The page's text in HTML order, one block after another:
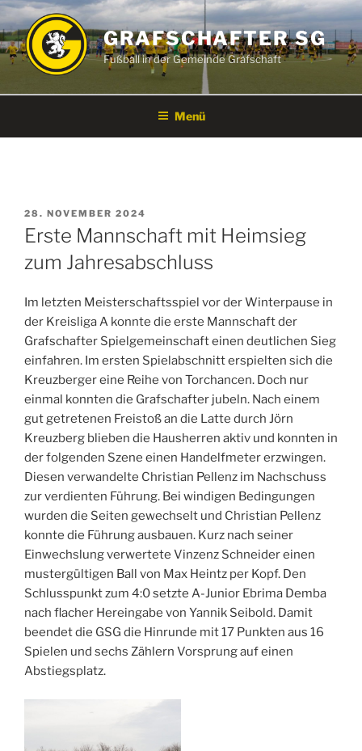
Zum
Inhalt
springen
GRAFSCHAFTER SG
Fußball in der Gemeinde Grafschaft
Menü
VERÖFFENTLICHT
AM
28. NOVEMBER 2024
Erste Mannschaft mit Heimsieg
zum Jahresabschluss
Im letzten Meisterschaftsspiel vor der Winterpause in
der Kreisliga A konnte die erste Mannschaft der
Grafschafter Spielgemeinschaft einen deutlichen Sieg
einfahren. Im ersten Spielabschnitt erspielten sich die
Kreuzberger eine Reihe von Torchancen. Doch nur
einmal konnten die Grafschafter jubeln. Nach einem
gut getretenen Freistoß an die Latte durch Jörn
Kreuzberg blieben die Hausherren aktiv und konnten in
der folgenden Szene einen Handelfmeter erzwingen.
Diesen verwandelte Christian Pellenz im Nachschuss
zur verdienten Führung. Bei windigen Bedingungen
wurden die Seiten gewechselt und Christian Pellenz
konnte die Führung ausbauen. Kurz nach seiner
Einwechslung verwertete Vinzenz Schneider einen
mustergültigen Ball von Max Heintz per Kopf. Den
Schlusspunkt zum 4:0 setzte A-Junior Ebrima Demba
nach flacher Hereingabe von Yannik Seibold. Damit
beendet die GSG die Hinrunde mit 17 Punkten aus 16
Spielen und sechs Zählern Vorsprung auf einen
Abstiegsplatz.